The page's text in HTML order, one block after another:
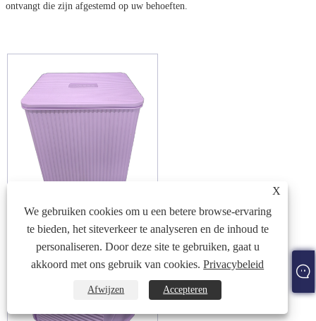
ontvangt die zijn afgestemd op uw behoeften.
X
We gebruiken cookies om u een betere browse-ervaring
te bieden, het siteverkeer te analyseren en de inhoud te
personaliseren. Door deze site te gebruiken, gaat u
akkoord met ons gebruik van cookies.Privacybeleid
Afwijzen Accepteren